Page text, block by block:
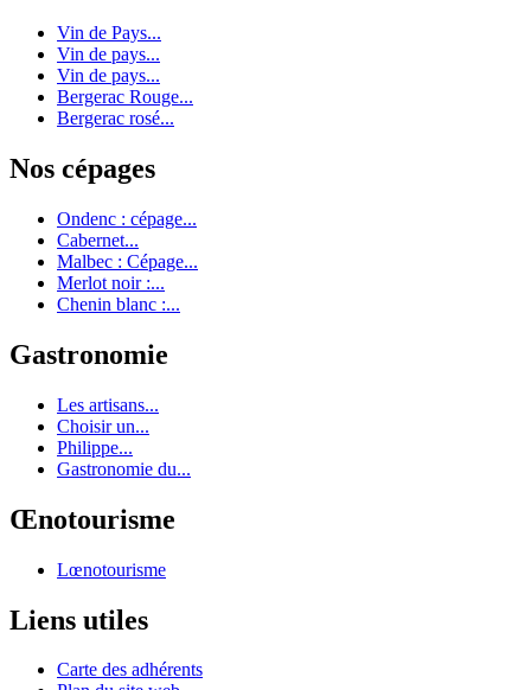
Vin de Pays...
Vin de pays...
Vin de pays...
Bergerac Rouge...
Bergerac rosé...
Nos cépages
Ondenc : cépage...
Cabernet...
Malbec : Cépage...
Merlot noir :...
Chenin blanc :...
Gastronomie
Les artisans...
Choisir un...
Philippe...
Gastronomie du...
Œnotourisme
Lœnotourisme
Liens utiles
Carte des adhérents